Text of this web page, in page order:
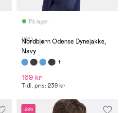
På lager
(66)
Nordbjørn Odense Dynejakke,
Navy
169 kr
Tidl. pris: 239 kr
-29%